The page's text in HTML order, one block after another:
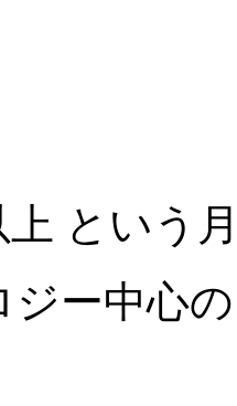
という
ジー中心